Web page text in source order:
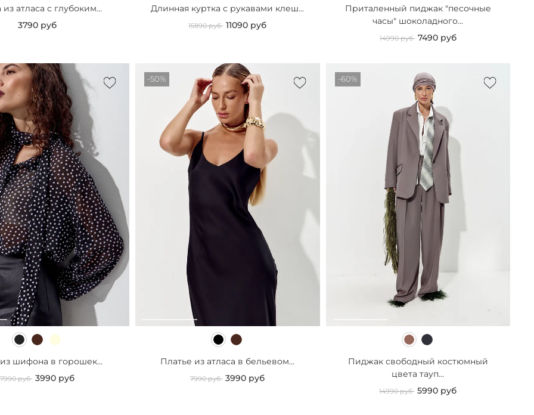
атласа с глубоким...
3790 руб
Длинная куртка с рукавами клеш...
15890 руб 11090 руб
Приталенный пиджак "песочные
часы" шоколадного...
14990 руб 7490 руб
шифона в горошек...
7990 руб 3990 руб
-50%
Платье из атласа в бельевом...
7990 руб 3990 руб
-60%
Пиджак свободный костюмный
цвета тауп...
14990 руб 5990 руб